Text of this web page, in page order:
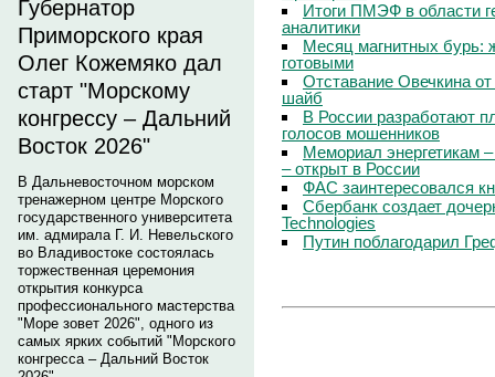
Губернатор
Приморского края
Олег Кожемяко дал
старт "Морскому
конгрессу – Дальний
Восток 2026"
В Дальневосточном морском
тренажерном центре Морского
государственного университета
им. адмирала Г. И. Невельского
во Владивостоке состоялась
торжественная церемония
открытия конкурса
профессионального мастерства
"Море зовет 2026", одного из
самых ярких событий "Морского
конгресса – Дальний Восток
Итоги ПМЭФ в области
аналитики
Месяц магнитных бурь:
готовыми
Отставание Овечкина
шайб
В России разработают
голосов мошенников
Мемориал энергетикам
– открыт в России
ФАС заинтересовался
Сбербанк создает
Technologies
Путин поблагодарил